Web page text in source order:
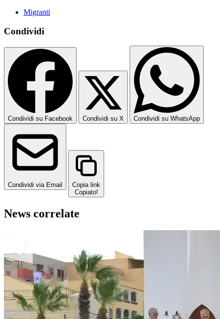
Migranti
Condividi
Condividi su Facebook Condividi su X Condividi su WhatsApp
Condividi via Email
Copia link
Copiato!
News correlate